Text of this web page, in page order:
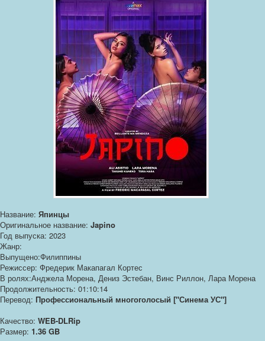
Название: Япинцы
Оригинальное название: Japino
Год выпуска: 2023
Жанр:
Выпущено:Филиппины
Режиссер: Фредерик Макапагал Кортес
В ролях:Анджела Морена, Дениз Эстебан, Винс Риллон, Лара Морена
Продолжительность: 01:10:14
Перевод: Профессиональный многоголосый ["Синема УС"]
Качество: WEB-DLRip
Размер: 1.36 GB